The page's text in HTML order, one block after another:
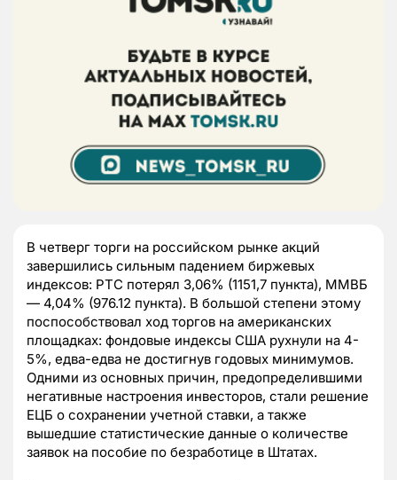
В четверг торги на российском рынке акций
завершились сильным падением биржевых
индексов: РТС потерял 3,06% (1151,7 пункта), ММВБ
— 4,04% (976.12 пункта). В большой степени этому
поспособствовал ход торгов на американских
площадках: фондовые индексы США рухнули на 4-
5%, едва-едва не достигнув годовых минимумов.
Одними из основных причин, предопределившими
негативные настроения инвесторов, стали решение
ЕЦБ о сохранении учетной ставки, а также
вышедшие статистические данные о количестве
заявок на пособие по безработице в Штатах.